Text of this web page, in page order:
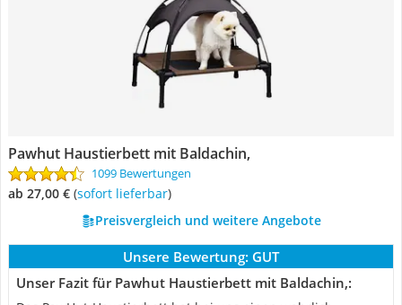
Pawhut Haustierbett mit Baldachin,
1099 Bewertungen
ab 27,00 € ( Sofort lieferbar)
Preisvergleich und weitere Angebote
Unsere Bewertung: GUT
Unser Fazit für Pawhut Haustierbett mit Baldachin,: